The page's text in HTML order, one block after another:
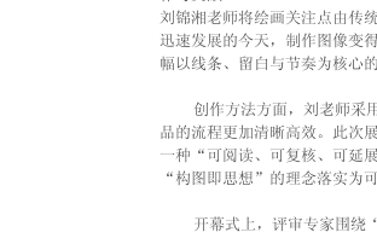
刘锦湘老师将绘画关注点由传
迅速发展的今天，制作图像变
幅以线条、留白与节奏为核心
创作方法方面，刘老师采用
品的流程更加清晰高效。此次
一种“可阅读、可复核、可延
“构图即思想”的理念落实为
开幕式上，评审专家围绕“